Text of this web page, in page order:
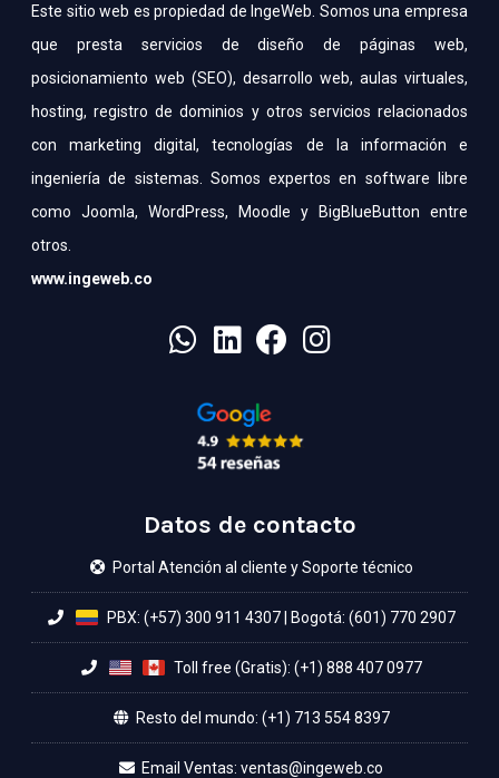
Este sitio web es propiedad de IngeWeb. Somos una empresa
que presta servicios de diseño de páginas web,
posicionamiento web (SEO), desarrollo web, aulas virtuales,
hosting, registro de dominios y otros servicios relacionados
con marketing digital, tecnologías de la información e
ingeniería de sistemas. Somos expertos en software libre
como Joomla, WordPress, Moodle y BigBlueButton entre
otros.
www.ingeweb.co
Datos de contacto
Portal Atención al cliente y Soporte técnico
PBX: (+57) 300 911 4307| Bogotá: (601) 770 2907
Toll free (Gratis): (+1) 888 407 0977
Resto del mundo: (+1) 713 554 8397
Email Ventas: